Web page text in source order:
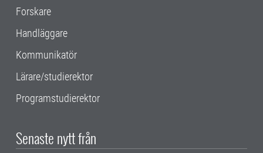
Forskare
Handläggare
Kommunikatör
Lärare/studierektor
Programstudierektor
Senaste nytt från